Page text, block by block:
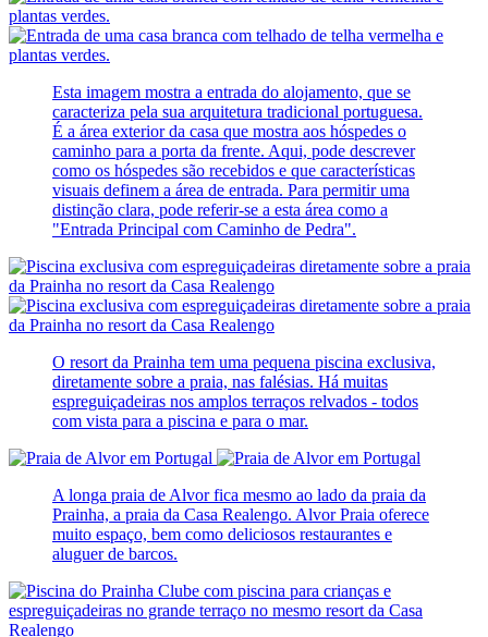
Esta imagem mostra a entrada do alojamento, que se
caracteriza pela sua arquitetura tradicional portuguesa.
É a área exterior da casa que mostra aos hóspedes o
caminho para a porta da frente. Aqui, pode descrever
como os hóspedes são recebidos e que características
visuais definem a área de entrada. Para permitir uma
distinção clara, pode referir-se a esta área como a
"Entrada Principal com Caminho de Pedra".
O resort da Prainha tem uma pequena piscina exclusiva,
diretamente sobre a praia, nas falésias. Há muitas
espreguiçadeiras nos amplos terraços relvados - todos
com vista para a piscina e para o mar.
A longa praia de Alvor fica mesmo ao lado da praia da
Prainha, a praia da Casa Realengo. Alvor Praia oferece
muito espaço, bem como deliciosos restaurantes e
aluguer de barcos.